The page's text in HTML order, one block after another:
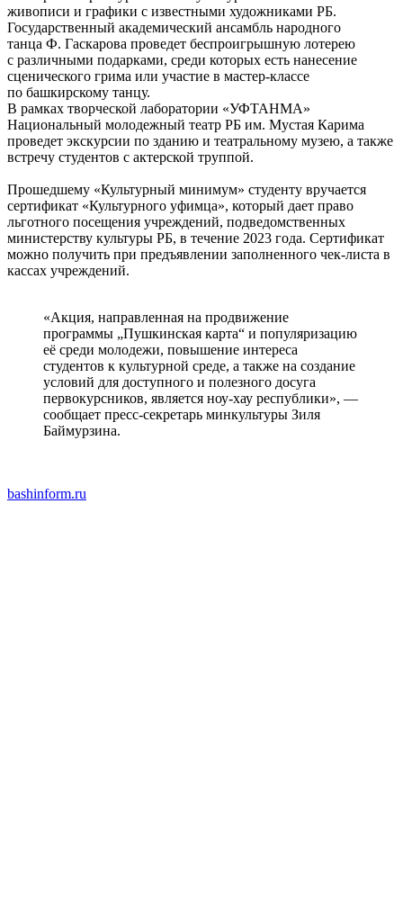
живописи и графики с известными художниками РБ.
Государственный академический ансамбль народного
танца Ф. Гаскарова проведет беспроигрышную лотерею
с различными подарками, среди которых есть нанесение
сценического грима или участие в мастер-классе
по башкирскому танцу.
В рамках творческой лаборатории «УФТАНМА»
Национальный молодежный театр РБ им. Мустая Карима
проведет экскурсии по зданию и театральному музею, а также
встречу студентов с актерской труппой.
Прошедшему «Культурный минимум» студенту вручается
сертификат «Культурного уфимца», который дает право
льготного посещения учреждений, подведомственных
министерству культуры РБ, в течение 2023 года. Сертификат
можно получить при предъявлении заполненного чек-листа в
кассах учреждений.
«Акция, направленная на продвижение
программы „Пушкинская карта“ и популяризацию
её среди молодежи, повышение интереса
студентов к культурной среде, а также на создание
условий для доступного и полезного досуга
первокурсников, является ноу-хау республики», —
сообщает пресс-секретарь минкультуры Зиля
Баймурзина.
bashinform.ru